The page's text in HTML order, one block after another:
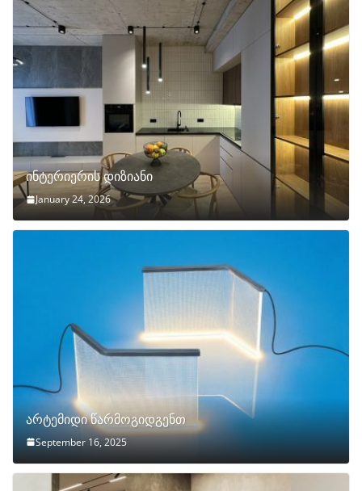
ინტერიერის დიზიანი
January 24, 2026
არტემიდი წარმოგიდგენთ
September 16, 2025